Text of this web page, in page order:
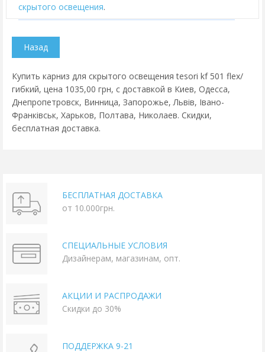
скрытого освещения.
Купить карниз для скрытого освещения tesori kf 501 flex/
гибкий, цена 1035,00 грн, с доставкой в Киев, Одесса,
Днепропетровск, Винница, Запорожье, Львів, Івано-
Франківськ, Харьков, Полтава, Николаев. Скидки,
бесплатная доставка.
БЕСПЛАТНАЯ ДОСТАВКА
от 10.000грн.
СПЕЦИАЛЬНЫЕ УСЛОВИЯ
Дизайнерам, магазинам, опт.
АКЦИИ И РАСПРОДАЖИ
Скидки до 30%
ПОДДЕРЖКА 9-21